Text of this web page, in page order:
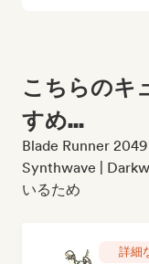
こちらのキ
すめ...
Blade Runner
Synthwave |
いるため
詳細